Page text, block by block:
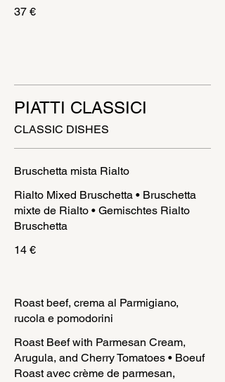
37 €
PIATTI CLASSICI
CLASSIC DISHES
Bruschetta mista Rialto
Rialto Mixed Bruschetta • Bruschetta
mixte de Rialto • Gemischtes Rialto
Bruschetta
14 €
Roast beef, crema al Parmigiano,
rucola e pomodorini
Roast Beef with Parmesan Cream,
Arugula, and Cherry Tomatoes • Boeuf
Roast avec crème de parmesan,